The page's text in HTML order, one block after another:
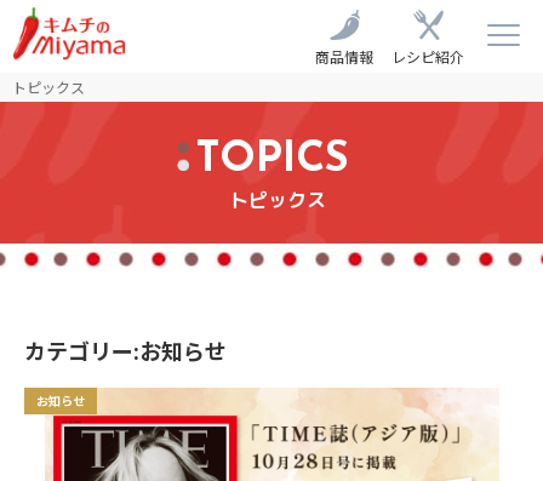
商品情報
レシピ紹介
トピックス
TOPICS
トピックス
カテゴリー:お知らせ
お知らせ